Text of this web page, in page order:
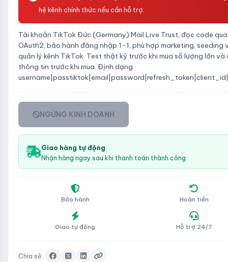
hệ kênh chính thức nếu cần hỗ trợ.
Tài khoản TikTok Đức (Germany) Mail Live Trust, đọc code qua
OAuth2, bảo hành đăng nhập 1-1, phù hợp marketing, seeding
quản lý kênh TikTok. Test thật kỹ trước khi mua số lượng lớn và
thông tin trước khi mua. Định dạng
NGỪNG KINH DOANH
Giao hàng tự động
Nhận hàng ngay sau khi thanh toán thành công
Bảo hành Hoàn tiền
Giao tự động Hỗ trợ 24/7
Chia sẻ: